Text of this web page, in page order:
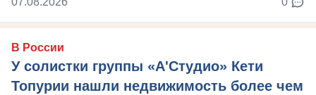
В России
У солистки группы «А'Студио» Кети
Топурии нашли недвижимость более чем